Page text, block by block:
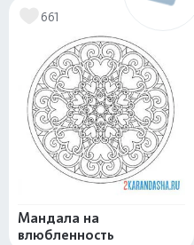
661
Мандала на
влюбленность